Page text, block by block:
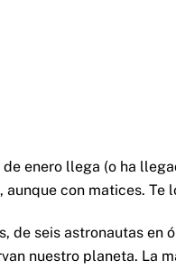
enero llega (o ha
con matices.
de seis astronautas
nuestro planeta. La